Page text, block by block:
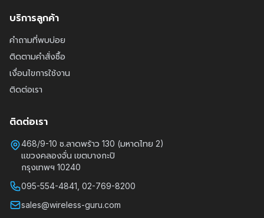
บริการลูกค้า
คำถามที่พบบ่อย
ติดตามคำสั่งซื้อ
เงื่อนไขการใช้งาน
ติดต่อเรา
ติดต่อเรา
468/9-10 ซ.ลาดพร้าว 130 (มหาดไทย 2)
แขวงคลองจั่น เขตบางกะปิ
กรุงเทพฯ 10240
095-554-4841, 02-769-8200
sales@wireless-guru.com